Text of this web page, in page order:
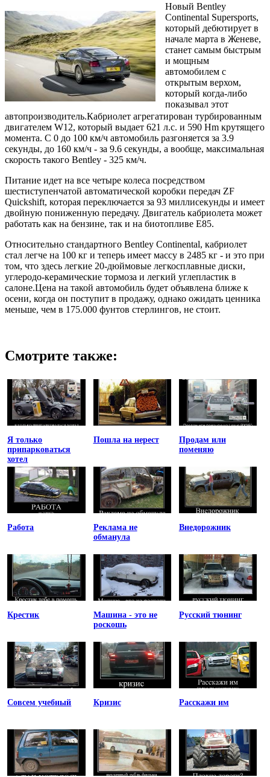
Новый Bentley
Continental Supersports,
который дебютирует в
начале марта в Женеве,
станет самым быстрым
и мощным
автомобилем с
открытым верхом,
который когда-либо
показывал этот
автопроизводитель.Кабриолет агрегатирован турбированным
двигателем W12, который выдает 621 л.с. и 590 Нm крутящего
момента. С 0 до 100 км/ч автомобиль разгоняется за 3.9
секунды, до 160 км/ч - за 9.6 секунды, а вообще, максимальная
скорость такого Bentley - 325 км/ч.
Питание идет на все четыре колеса посредством
шестиступенчатой автоматической коробки передач ZF
Quickshift, которая переключается за 93 миллисекунды и имеет
двойную пониженную передачу. Двигатель кабриолета может
работать как на бензине, так и на биотопливе E85.
Относительно стандартного Bentley Continental, кабриолет
стал легче на 100 кг и теперь имеет массу в 2485 кг - и это при
том, что здесь легкие 20-дюймовые легкосплавные диски,
углеродо-керамические тормоза и легкий углепластик в
салоне.Цена на такой автомобиль будет объявлена ближе к
осени, когда он поступит в продажу, однако ожидать ценника
меньше, чем в 175.000 фунтов стерлингов, не стоит.
Смотрите также:
Я только
припарковаться
хотел
Пошла на нерест
Продам или
поменяю
Работа
Реклама не
обманула
Внедорожник
Крестик
Машина - это не
роскошь
Русский тюнинг
Совсем учебный Кризис Расскажи им